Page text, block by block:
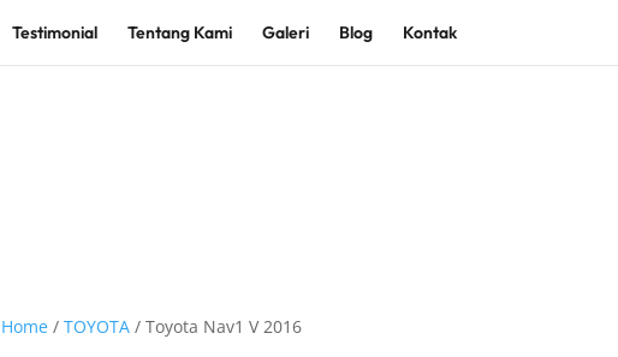
Testimonial Tentang Kami Galeri Blog Kontak
Home/ TOYOTA/ Toyota Nav1 V 2016